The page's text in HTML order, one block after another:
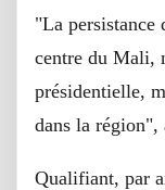
"La persistance
centre du Mali,
présidentielle,
dans la région",
Qualifiant, par